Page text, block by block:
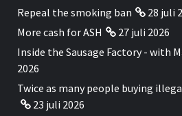
Repeal the smoking ban
28 juli
More cash for ASH
27 juli 2026
Inside the Sausage Factory - with
2026
Twice as many people buying
23 juli 2026